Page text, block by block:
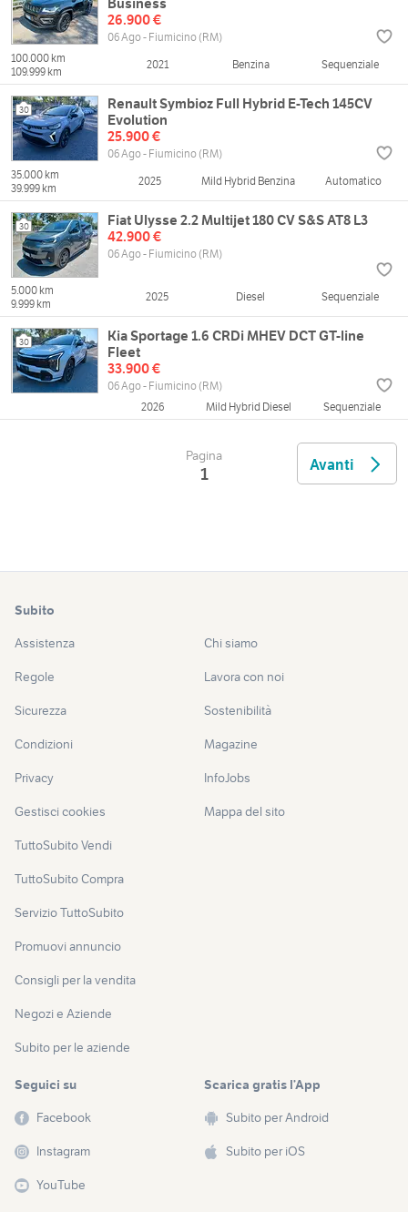
26.900 €
06 Ago - Fiumicino (RM)
100.000 km
109.999 km
2021 Benzina Sequenziale
30
Renault Symbioz Full Hybrid E-Tech 145CV
Evolution
25.900 €
06 Ago - Fiumicino (RM)
35.000 km
39.999 km
2025 Mild Hybrid Benzina Automatico
30
Fiat Ulysse 2.2 Multijet 180 CV S&S AT8 L3
42.900 €
06 Ago - Fiumicino (RM)
5.000 km
9.999 km
2025 Diesel Sequenziale
30
Kia Sportage 1.6 CRDi MHEV DCT GT-line
Fleet
33.900 €
06 Ago - Fiumicino (RM)
2026
Mild Hybrid Diesel Sequenziale
Pagina
1 Avanti
Subito
Assistenza
Regole
Sicurezza
Condizioni
Privacy
Gestisci cookies
TuttoSubito Vendi
TuttoSubito Compra
Servizio TuttoSubito
Promuovi annuncio
Consigli per la vendita
Negozi e Aziende
Subito per le aziende
Chi siamo
Lavora con noi
Sostenibilità
Magazine
InfoJobs
Mappa del sito
Seguici su
Facebook
Instagram
YouTube
Scarica gratis l’App
Subito per Android
Subito per iOS